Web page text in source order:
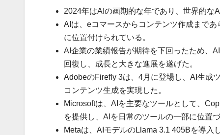
2024年はAIの画期的な年であり、世界的な
AIは、eコマースからコンテンツ作成まで
に位置付けられている。
AI企業の業績報告が期待を下回ったため、
回復し、成長と大きな進展を遂げた。
AdobeのFirefly 3は、4月に登場し、AI生成
コンテンツ生成を実現した。
Microsoftは、AIを主要なツールとして、
を提供し、AIを日常のツールの一部に位置
Metaは、AIモデルのLlama 3.1 405Bを導入